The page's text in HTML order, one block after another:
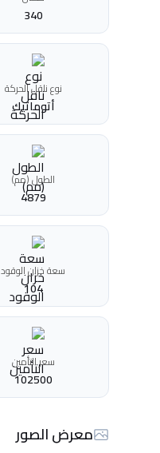
340
نوع ناقل الحركة
أتوماتيك‎
الطول (مم)
4879
سعة خزان الوقود
104
سعر التأمين
102500
معرض الصور